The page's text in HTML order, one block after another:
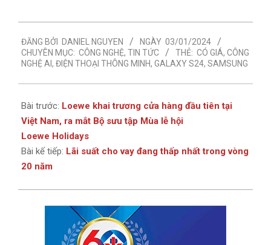
01-
03
ĐĂNG BỞI DANIEL NGUYEN NGÀY 03/01/2024
CHUYÊN MỤC: CÔNG NGHỆ, TIN TỨC THẺ: CÓ GIÁ, CÔNG
NGHỆ AI , ĐIỆN THOẠI THÔNG MINH, GALAXY S24, SAMSUNG
Bài trước: Loewe khai trương cửa hàng đầu tiên tại
Việt Nam, ra mắt Bộ sưu tập Mùa lễ hội
Loewe Holidays
Bài kế tiếp: Lãi suất cho vay đang thấp nhất trong vòng
20 năm